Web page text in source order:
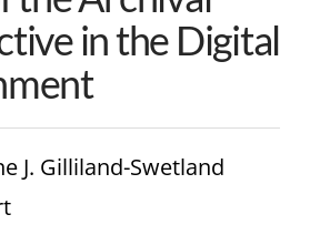
in the Digital
J. Gilliland-Swetland